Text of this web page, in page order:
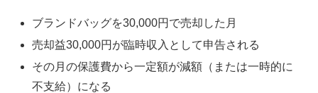
ブランドバッグを30,000円で売却した月
売却益30,000円が臨時収入として申告される
その月の保護費から一定額が減額（または一時的に
不支給）になる